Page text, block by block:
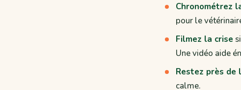
Chronométrez
pour le
Filmez la crise
Une vidéo aide
Restez près de
calme.